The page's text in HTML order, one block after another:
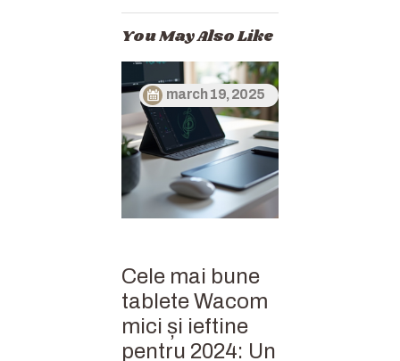
You May Also Like
march 19, 2025
Cele mai bune
tablete Wacom
mici și ieftine
pentru 2024: Un